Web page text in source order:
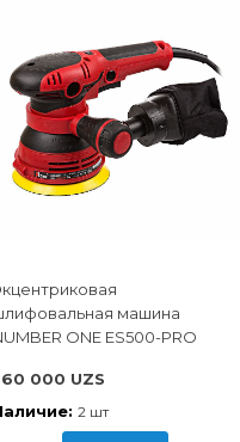
машина
ONE ES500-PRO
000 UZS
2 шт